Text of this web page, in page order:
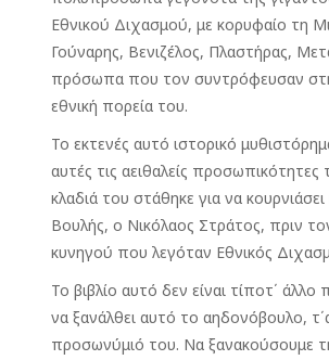
Εθνικού Διχασμού, με κορυφαίο τη
Γούναρης, Βενιζέλος, Πλαστήρας,
πρόσωπα που τον συντρόφευσαν στη
εθνική πορεία του.
Το εκτενές αυτό ιστορικό
αυτές τις αειθαλείς
κλαδιά του στάθηκε για να
Βουλής, ο Νικόλαος Στράτος, πριν
κυνηγού που λεγόταν Εθνικός
Το βιβλίο αυτό δεν είναι τίποτ΄
να ξανάλθει αυτό το αηδονόβουλο,
προσωνύμιό του. Να ξανακούσουμε